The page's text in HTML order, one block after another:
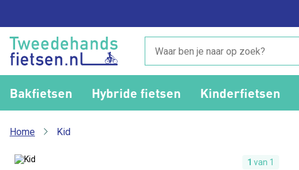
Bakfietsen Hybride fietsen Kinderfietsen
Home Kid
1 van 1